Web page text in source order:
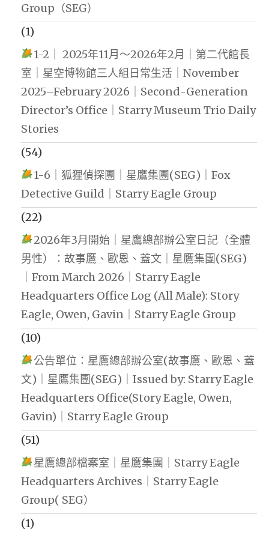
Group（SEG）
(1)
1-2｜ 2025年11月～2026年2月｜第二代館長
室｜星空博物館三人組日常生活｜November
2025–February 2026｜Second-Generation
Director’s Office｜Starry Museum Trio Daily
Stories
(54)
1-6｜狐狸偵探團｜星鷹集團(SEG)｜Fox
Detective Guild｜Starry Eagle Group
(22)
2026年3月開始｜星鷹總部辦公室日記（全體
男性）：故事鷹、歐恩、蓋文｜星鷹集團(SEG)
｜From March 2026｜Starry Eagle
Headquarters Office Log (All Male): Story
Eagle, Owen, Gavin｜Starry Eagle Group
(10)
公告單位：星鷹總部辦公室(故事鷹、歐恩、蓋
文)｜星鷹集團(SEG)｜Issued by: Starry Eagle
Headquarters Office(Story Eagle, Owen,
Gavin)｜Starry Eagle Group
(51)
星鷹總部檔案室｜星鷹集團｜Starry Eagle
Headquarters Archives｜Starry Eagle
Group( SEG）
(1)